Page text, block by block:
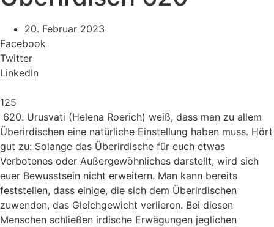
20. Februar 2023
Facebook
Twitter
LinkedIn
125
620. Urusvati (Helena Roerich) weiß, dass man zu allem
Überirdischen eine natürliche Einstellung haben muss. Hört
gut zu: Solange das Überirdische für euch etwas
Verbotenes oder Außergewöhnliches darstellt, wird sich
euer Bewusstsein nicht erweitern. Man kann bereits
feststellen, dass einige, die sich dem Überirdischen
zuwenden, das Gleichgewicht verlieren. Bei diesen
Menschen schließen irdische Erwägungen jeglichen